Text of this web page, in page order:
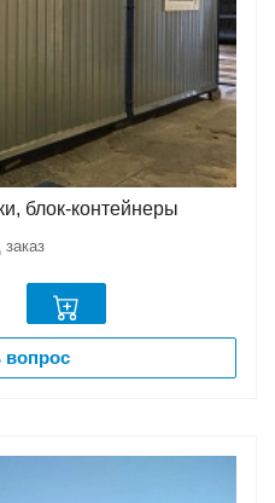
блок-контейнеры
заказ
вопрос